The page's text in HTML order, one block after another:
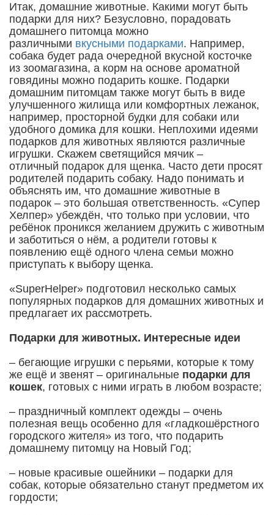
Итак, домашние животные. Какими могут быть
подарки для них? Безусловно, порадовать
домашнего питомца можно
различными вкусными подарками. Например,
собака будет рада очередной вкусной косточке
из зоомагазина, а корм на основе ароматной
говядины можно подарить кошке. Подарки
домашним питомцам также могут быть в виде
улучшенного жилища или комфортных лежанок,
например, просторной будки для собаки или
удобного домика для кошки. Неплохими идеями
подарков для животных являются различные
игрушки. Скажем светящийся мячик –
отличный подарок для щенка. Часто дети просят
родителей подарить собаку. Надо понимать и
объяснять им, что домашние животные в
подарок – это большая ответственность. «Супер
Хелпер» убеждён, что только при условии, что
ребёнок проникся желанием дружить с животным
и заботиться о нём, а родители готовы к
появлению ещё одного члена семьи можно
приступать к выбору щенка.
«SuperHelper» подготовил несколько самых
популярных подарков для домашних животных и
предлагает их рассмотреть.
Подарки для животных. Интересные идеи
– бегающие игрушки с перьями, которые к тому
же ещё и звенят – оригинальные подарки для
кошек, готовых с ними играть в любом возрасте;
– праздничный комплект одежды – очень
полезная вещь особенно для «гладкошёрстного
городского жителя» из того, что подарить
домашнему питомцу на Новый Год;
– новые красивые ошейники – подарки для
собак, которые обязательно станут предметом их
гордости;